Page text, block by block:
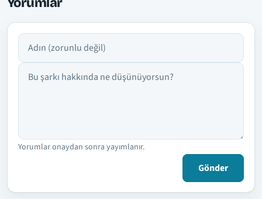
Adın
Yorumun
Yorumlar onaydan sonra yayımlanır.
Gönder